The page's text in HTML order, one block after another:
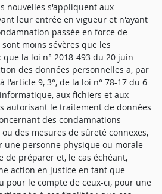
nouvelles s'appliquent aux
leur entrée en vigueur et n'ayant
passée en force de
moins sévères que les
la loi n° 2018-493 du 20 juin
des données personnelles a, par
l'article 9, 3°, de la loi n° 78-17 du 6
aux fichiers et aux
autorisant le traitement de données
des condamnations
des mesures de sûreté connexes,
une personne physique ou morale
de préparer et, le cas échéant,
action en justice en tant que
pour le compte de ceux-ci, pour une